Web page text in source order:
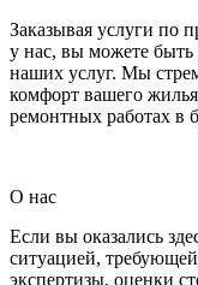
Заказывая услуги по
у нас, вы можете быть
наших услуг. Мы
комфорт вашего
ремонтных работах в
О нас
Если вы оказались
ситуацией,
экспертизы, оценки